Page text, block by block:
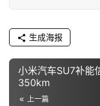
科
技
财
经
登录
生成海报
小米汽车SU7补能
350km
上一篇